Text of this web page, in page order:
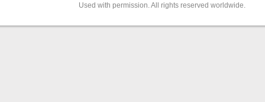
Used with permission. All rights reserved worldwide.